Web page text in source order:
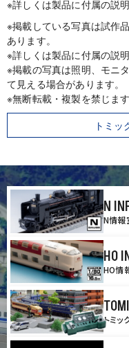
※詳しくは製品に付属の説
※掲載している写真は試作
あります。
※詳しくは製品に付属の説
※掲載の写真は照明、モニ
て見える場合があります。
※無断転載・複製を禁じます
トミ
N
N情報
HO
HO情
トミッ